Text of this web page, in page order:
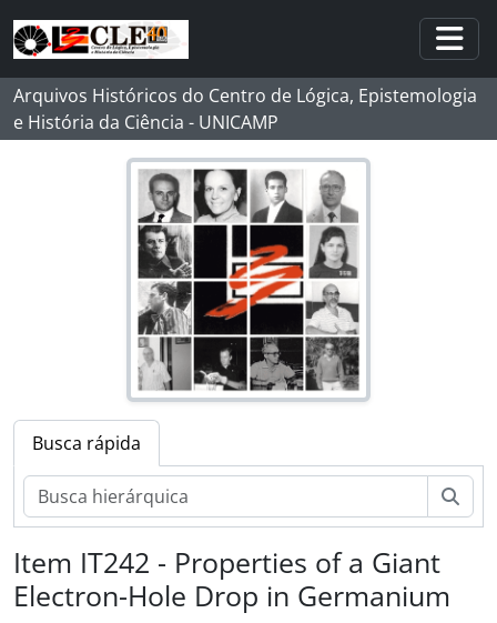
Skip to main content
Arquivos Históricos do Centro de Lógica, Epistemologia
e História da Ciência - UNICAMP
Busca rápida
Item IT242 - Properties of a Giant
Electron-Hole Drop in Germanium
[Coleção] CJCVM - José Carlos Valladão de Mattos
[Série] DP - Documentação Pessoal
[Série] C - Correspondência
[Série] PIm - Produção Intelectual Manuscrita
[Série] PItm - Produção Intelectual de Terceiros manuscrita
[Série] I - Impressos